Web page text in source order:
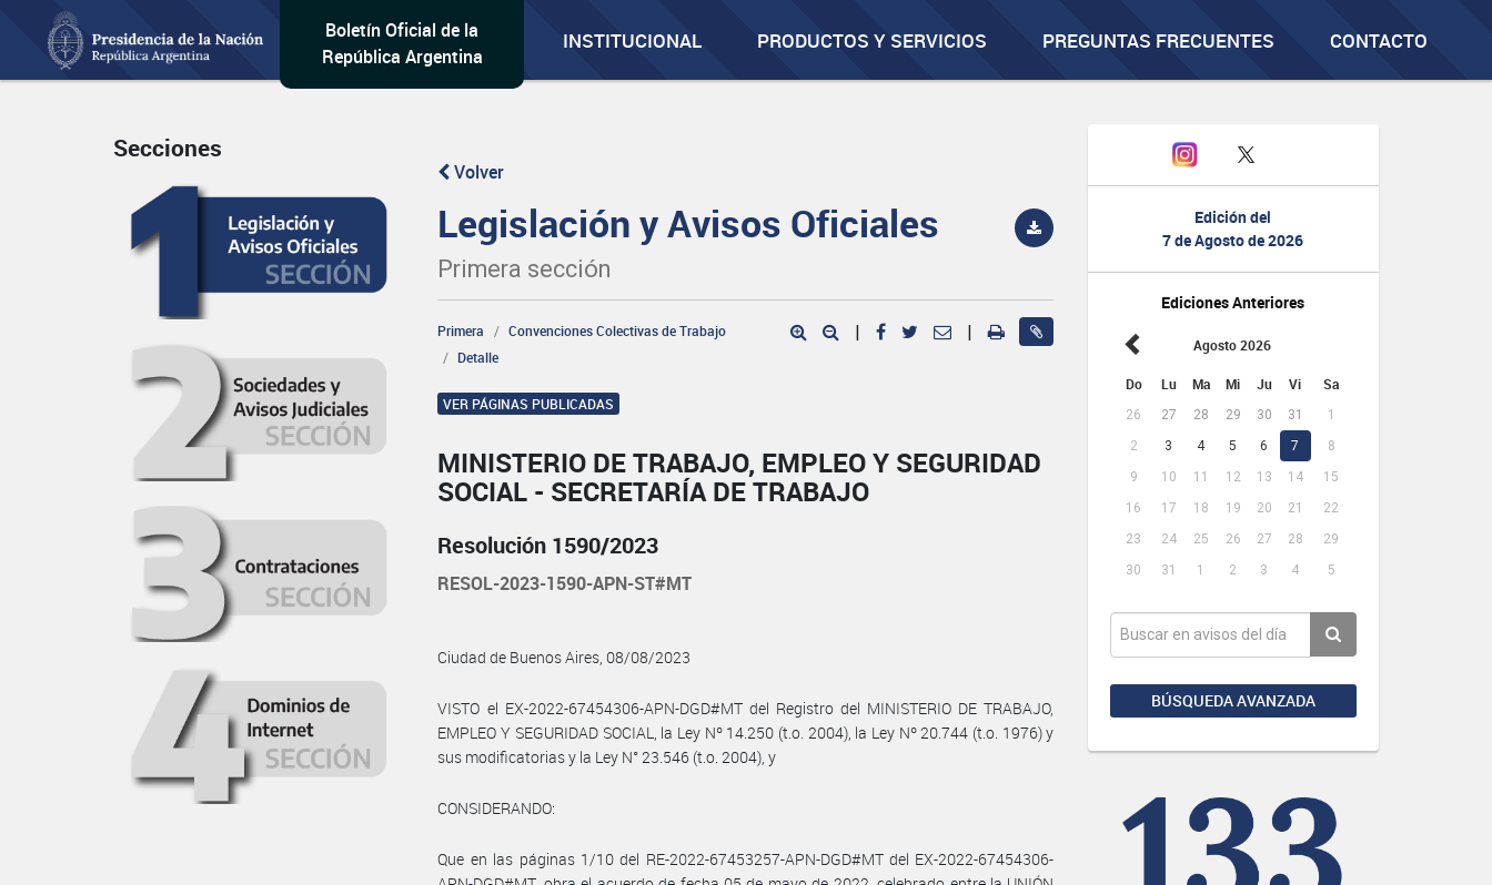
Boletín Oficial de la
República Argentina
INSTITUCIONAL PRODUCTOS Y SERVICIOS PREGUNTAS FRECUENTES CONTACTO
Edición del
7 de Agosto de 2026
Ediciones Anteriores
Agosto 2026
Do Lu Ma Mi Ju Vi Sa
26 27 28 29 30 31
1
2
3 4 5 6 7
8
9
10 11 12 13 14
15
16
17 18 19 20 21
22
23
24 25 26 27 28
29
30
31 1 2 3 4 5
BÚSQUEDA AVANZADA
Secciones
Volver
Legislación y Avisos Oficiales
Primera sección
Primera
Convenciones Colectivas de Trabajo
Detalle
| |
VER PÁGINAS PUBLICADAS
MINISTERIO DE TRABAJO, EMPLEO Y SEGURIDAD
SOCIAL - SECRETARÍA DE TRABAJO
Resolución 1590/2023
RESOL-2023-1590-APN-ST#MT
Ciudad de Buenos Aires, 08/08/2023
VISTO el EX-2022-67454306-APN-DGD#MT del Registro del MINISTERIO DE TRABAJO,
EMPLEO Y SEGURIDAD SOCIAL, la Ley Nº 14.250 (t.o. 2004), la Ley Nº 20.744 (t.o. 1976) y
sus modificatorias y la Ley N° 23.546 (t.o. 2004), y
CONSIDERANDO:
Que en las páginas 1/10 del RE-2022-67453257-APN-DGD#MT del EX-2022-67454306-